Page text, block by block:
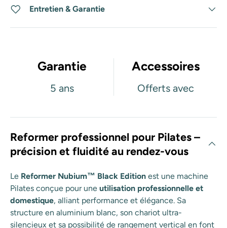
Entretien & Garantie
Garantie
5 ans
Accessoires
Offerts avec
Reformer professionnel pour Pilates –
précision et fluidité au rendez-vous
Le Reformer Nubium™ Black Edition est une machine
Pilates conçue pour une utilisation professionnelle et
domestique, alliant performance et élégance. Sa
structure en aluminium blanc, son chariot ultra-
silencieux et sa possibilité de rangement vertical en font